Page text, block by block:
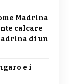
Madrina
calcare
di un
e i